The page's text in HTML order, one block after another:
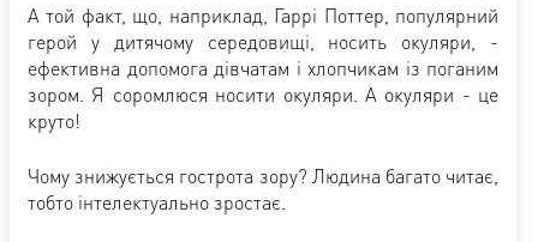
А той факт, що, наприклад, Гаррі Поттер, популярний
герой у дитячому середовищі, носить окуляри, -
ефективна допомога дівчатам і хлопчикам із поганим
зором. Я соромлюся носити окуляри. А окуляри - це
круто!
Чому знижується гострота зору? Людина багато читає,
тобто інтелектуально зростає.